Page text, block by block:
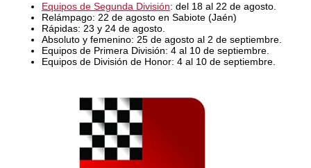
Equipos de Segunda División: del 18 al 22 de agosto.
Relámpago: 22 de agosto en Sabiote (Jaén)
Rápidas: 23 y 24 de agosto.
Absoluto y femenino: 25 de agosto al 2 de septiembre.
Equipos de Primera División: 4 al 10 de septiembre.
Equipos de División de Honor: 4 al 10 de septiembre.